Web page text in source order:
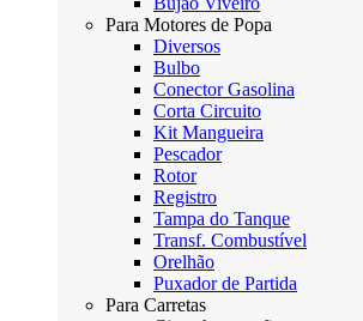
Para Motores de Popa
Diversos
Bulbo
Conector Gasolina
Corta Circuito
Kit Mangueira
Pescador
Rotor
Registro
Tampa do Tanque
Transf. Combustível
Orelhão
Puxador de Partida
Para Carretas